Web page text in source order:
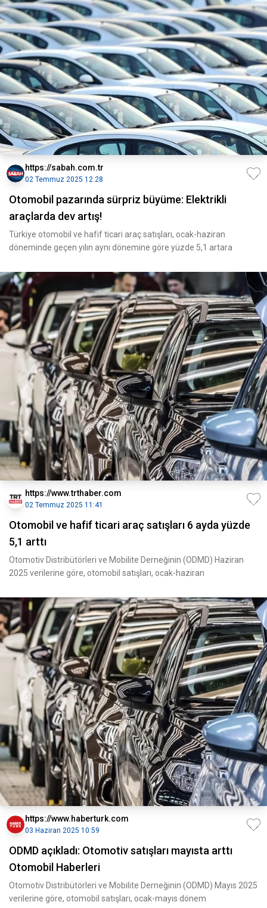
https://sabah.com.tr
02 Temmuz 2025 12:28
Otomobil pazarında sürpriz büyüme: Elektrikli
araçlarda dev artış!
Türkiye otomobil ve hafif ticari araç satışları, ocak-haziran
döneminde geçen yılın aynı dönemine göre yüzde 5,1 artara
https://www.trthaber.com
02 Temmuz 2025 11:41
Otomobil ve hafif ticari araç satışları 6 ayda yüzde
5,1 arttı
Otomotiv Distribütörleri ve Mobilite Derneğinin (ODMD) Haziran
2025 verilerine göre, otomobil satışları, ocak-haziran
https://www.haberturk.com
03 Haziran 2025 10:59
ODMD açıkladı: Otomotiv satışları mayısta arttı
Otomobil Haberleri
Otomotiv Distribütörleri ve Mobilite Derneğinin (ODMD) Mayıs 2025
verilerine göre, otomobil satışları, ocak-mayıs dönem